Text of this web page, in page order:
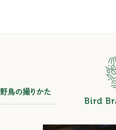
野鳥の撮りかた